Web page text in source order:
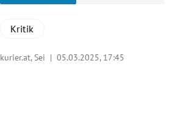
Kritik
kurier.at, Sei | 05.03.2025, 17:45